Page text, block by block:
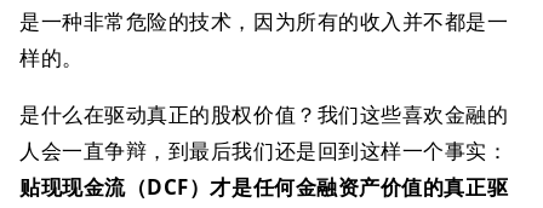
是一种非常危险的技术，因为所有的收入并不都是一
样的。
是什么在驱动真正的股权价值？我们这些喜欢金融的
人会一直争辩，到最后我们还是回到这样一个事实：
贴现现金流（DCF）才是任何金融资产价值的真正驱